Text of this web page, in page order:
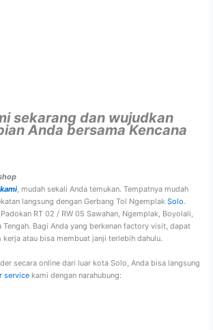
sekarang dan wujudkan
Anda bersama Kencana
, mudah sekali Anda temukan. Tempatnya mudah
langsung dengan Gerbang Tol Ngemplak Solo.
RT 02 / RW 05 Sawahan, Ngemplak, Boyolali,
Tengah. Bagi Anda yang berkenan factory visit, dapat
atau bisa membuat janji terlebih dahulu.
secara online dari luar kota Solo, Anda bisa langsung
servicekami dengan narahubung: